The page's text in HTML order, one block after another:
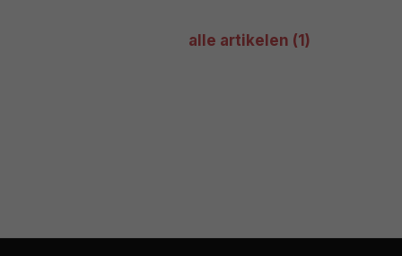
alle artikelen (1)